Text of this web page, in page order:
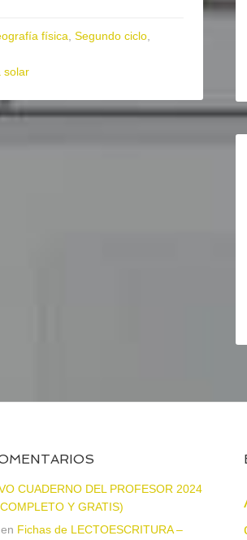
física Segundo ciclo
solar
CUADERNO DEL PROFESOR 2024
Y GRATIS)
en Fichas de LECTOESCRITURA –